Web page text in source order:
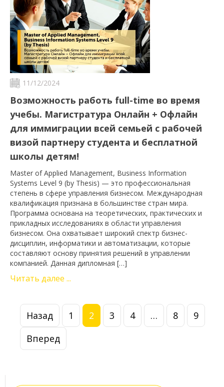
11/12/2024
Возможность работь full-time во время
учебы. Магистратура Онлайн + Офлайн
для иммиграции всей семьей с рабочей
визой партнеру студента и бесплатной
школы детям!
Master of Applied Management, Business Information
Systems Level 9 (by Thesis) — это профессиональная
степень в сфере управления бизнесом. Международная
квалификация признана в большинстве стран мира.
Программа основана на теоретических, практических и
прикладных исследованиях в области управления
бизнесом. Она охватывает широкий спектр бизнес-
дисциплин, информатики и автоматизации, которые
составляют основу принятия решений в управлении
компанией. Данная дипломная […]
Читать далее ...
Назад 1 2 3 4 … 8
9
Вперед